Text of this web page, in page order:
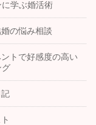
に学ぶ婚活術
の悩み相談
トで好感度の高い
グ